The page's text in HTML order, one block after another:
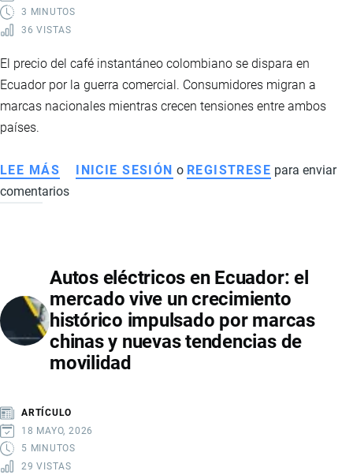
3 MINUTOS
36 VISTAS
El precio del café instantáneo colombiano se dispara en
Ecuador por la guerra comercial. Consumidores migran a
marcas nacionales mientras crecen tensiones entre ambos
países.
LEE MÁS SOBRE
ALZA
EN
ECUADOR:
GUERRA
COMERCIAL
IMPULSA
MARCAS
NACIONALES
INICIE SESIÓN o REGISTRESE para enviar
comentarios
Autos eléctricos en Ecuador: el
mercado vive un crecimiento
histórico impulsado por marcas
chinas y nuevas tendencias de
movilidad
ARTÍCULO
18 MAYO, 2026
5 MINUTOS
29 VISTAS